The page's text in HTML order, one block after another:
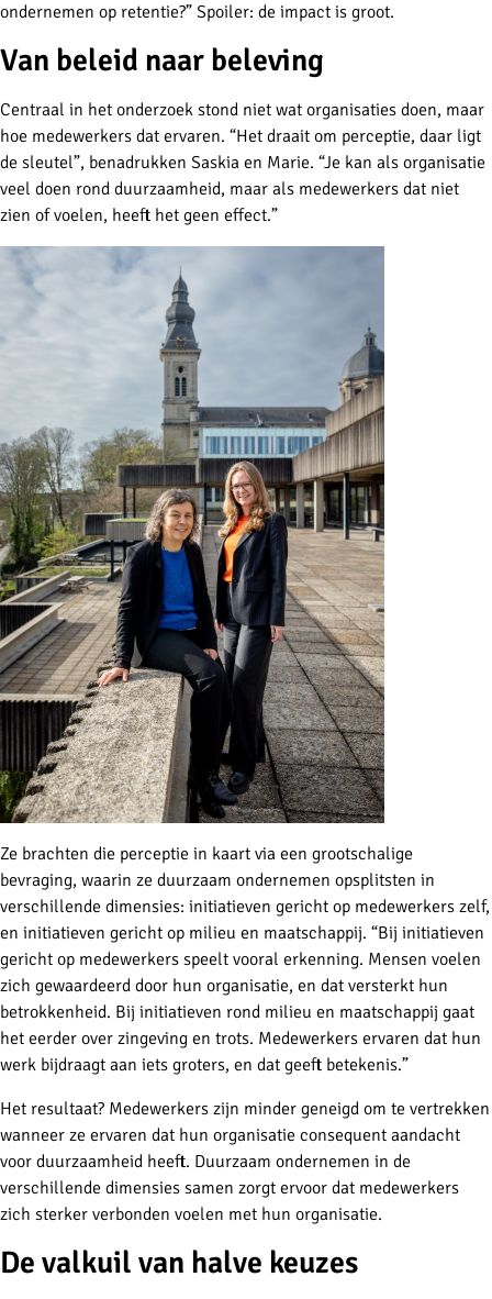
ondernemen op retentie?” Spoiler: de impact is groot.
Van beleid naar beleving
Centraal in het onderzoek stond niet wat organisaties doen, maar
hoe medewerkers dat ervaren. “Het draait om perceptie, daar ligt
de sleutel”, benadrukken Saskia en Marie. “Je kan als organisatie
veel doen rond duurzaamheid, maar als medewerkers dat niet
zien of voelen, heeft het geen effect.”
Ze brachten die perceptie in kaart via een grootschalige
bevraging, waarin ze duurzaam ondernemen opsplitsten in
verschillende dimensies: initiatieven gericht op medewerkers zelf,
en initiatieven gericht op milieu en maatschappij. “Bij initiatieven
gericht op medewerkers speelt vooral erkenning. Mensen voelen
zich gewaardeerd door hun organisatie, en dat versterkt hun
betrokkenheid. Bij initiatieven rond milieu en maatschappij gaat
het eerder over zingeving en trots. Medewerkers ervaren dat hun
werk bijdraagt aan iets groters, en dat geeft betekenis.”
Het resultaat? Medewerkers zijn minder geneigd om te vertrekken
wanneer ze ervaren dat hun organisatie consequent aandacht
voor duurzaamheid heeft. Duurzaam ondernemen in de
verschillende dimensies samen zorgt ervoor dat medewerkers
zich sterker verbonden voelen met hun organisatie.
De valkuil van halve keuzes